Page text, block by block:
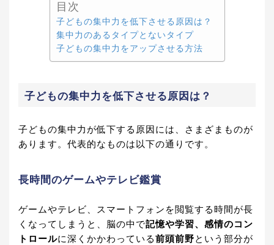
目次
子どもの集中力を低下させる原因は？
集中力のあるタイプとないタイプ
子どもの集中力をアップさせる方法
子どもの集中力を低下させる原因は？
子どもの集中力が低下する原因には、さまざまものが
あります。代表的なものは以下の通りです。
長時間のゲームやテレビ鑑賞
ゲームやテレビ、スマートフォンを閲覧する時間が長
くなってしまうと、脳の中で記憶や学習、感情のコン
トロールに深くかかわっている前頭前野という部分が